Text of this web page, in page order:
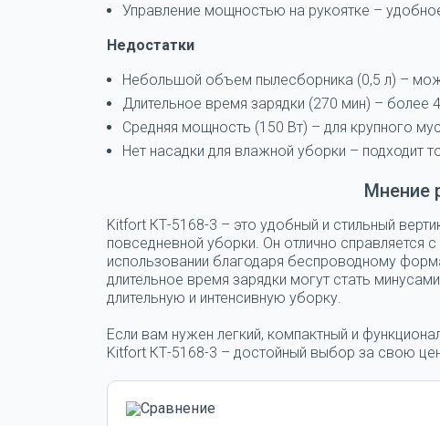
Управление мощностью на рукоятке –
Недостатки
Небольшой объем пылесборника (0,5 л) –
Длительное время зарядки (270 мин) – более
Средняя мощность (150 Вт) – для крупного
Нет насадки для влажной уборки – подходит
Мнение
Kitfort КТ-5168-3 – это удобный и стильный
повседневной уборки. Он отлично
использовании благодаря беспроводному
длительное время зарядки могут стать
длительную и интенсивную уборку.
Если вам нужен легкий, компактный и
Kitfort КТ-5168-3 – достойный выбор за свою